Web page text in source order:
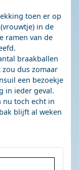
toen er op
in de
ramen van de
braakballen
dus zomaar
een bezoekje
in ieder geval.
nu toch echt in
blijft al weken